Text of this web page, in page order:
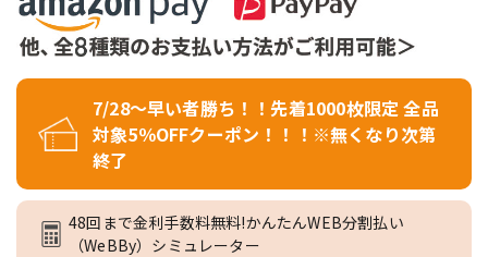
7/28～早い者勝ち！！先着1000枚限定 全品
対象5％OFFクーポン！！！※無くなり次第
終了
48回まで金利手数料無料!かんたんWEB分割払い
（WeBBy）シミュレーター